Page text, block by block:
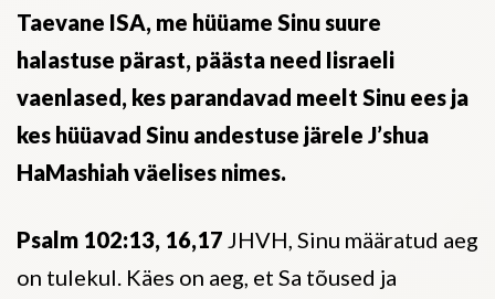
Taevane ISA, me hüüame Sinu suure
halastuse pärast, päästa need Iisraeli
vaenlased, kes parandavad meelt Sinu ees ja
kes hüüavad Sinu andestuse järele J’shua
HaMashiah väelises nimes.
Psalm 102:13, 16,17 JHVH, Sinu määratud aeg
on tulekul. Käes on aeg, et Sa tõused ja